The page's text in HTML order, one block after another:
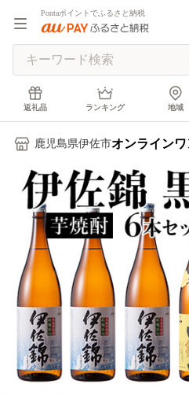
Pontaポイントでふるさと納税
返礼品 ランキング 地域
鹿児島県伊佐市オンライン